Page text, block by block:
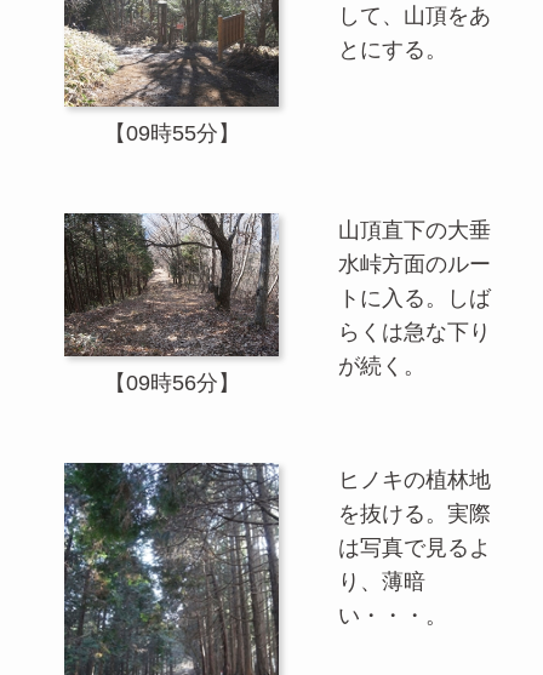
【09時55分】
して、山頂をあ
とにする。
【09時56分】
山頂直下の大垂
水峠方面のルー
トに入る。しば
らくは急な下り
が続く。
ヒノキの植林地
を抜ける。実際
は写真で見るよ
り、薄暗
い・・・。